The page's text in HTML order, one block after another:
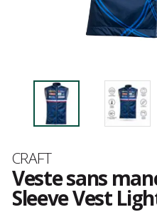
Marque
CRAFT
Veste sans
Sleeve Vest